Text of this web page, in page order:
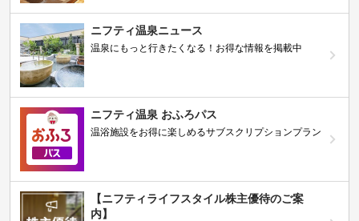
ニフティ温泉ニュース
温泉にもっと行きたくなる！お得な情報を掲載中
ニフティ温泉 おふろパス
温浴施設をお得に楽しめるサブスクリプションプラン
【ニフティライフスタイル株主優待のご案
内】